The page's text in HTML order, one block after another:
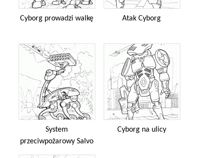
Cyborg prowadzi walkę Atak Cyborg
System
przeciwpożarowy Salvo
Cyborg na ulicy